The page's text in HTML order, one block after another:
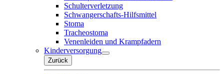
Schulterverletzung
Schwangerschafts-Hilfsmittel
Stoma
Tracheostoma
Venenleiden und Krampfadern
Kinderversorgung
Zurück